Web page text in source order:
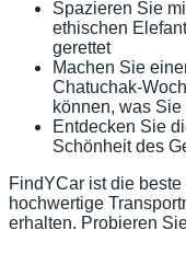
Spazieren Sie
ethischen
gerettet
Machen Sie
Chatuchak-
können, was Sie
Entdecken Sie
Schönheit des
FindYCar ist die
hochwertige
erhalten. Probieren